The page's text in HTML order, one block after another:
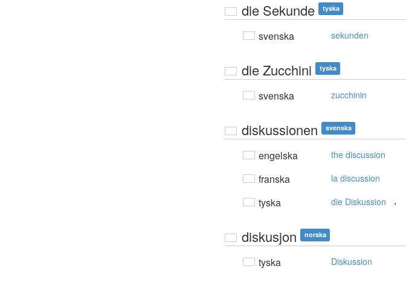
die Sekunde tyska
svenska sekunden
die Zucchini tyska
svenska zucchinin
diskussionen svenska
engelska the discussion
franska la discussion
tyska die Diskussion ,
diskusjon norska
tyska Diskussion